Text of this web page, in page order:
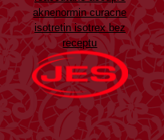
aknenormin curacne
isotretin isotrex bez
receptu